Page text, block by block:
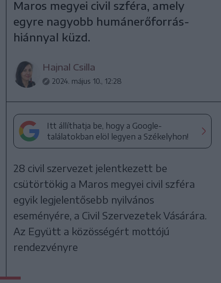
Maros megyei civil szféra, amely
egyre nagyobb humánerőforrás-
hiánnyal küzd.
Hajnal Csilla
2024. május 10., 12:28
Itt állíthatja be, hogy a Google-
találatokban elöl legyen a Székelyhon!
28 civil szervezet jelentkezett be
csütörtökig a Maros megyei civil szféra
egyik legjelentősebb nyilvános
eseményére, a Civil Szervezetek Vásárára.
Az Együtt a közösségért mottójú
rendezvényre